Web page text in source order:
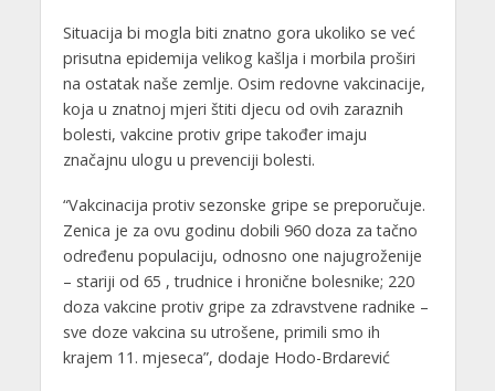
Situacija bi mogla biti znatno gora ukoliko se već
prisutna epidemija velikog kašlja i morbila proširi
na ostatak naše zemlje. Osim redovne vakcinacije,
koja u znatnoj mjeri štiti djecu od ovih zaraznih
bolesti, vakcine protiv gripe također imaju
značajnu ulogu u prevenciji bolesti.
“Vakcinacija protiv sezonske gripe se preporučuje.
Zenica je za ovu godinu dobili 960 doza za tačno
određenu populaciju, odnosno one najugroženije
– stariji od 65 , trudnice i hronične bolesnike; 220
doza vakcine protiv gripe za zdravstvene radnike –
sve doze vakcina su utrošene, primili smo ih
krajem 11. mjeseca”, dodaje Hodo-Brdarević